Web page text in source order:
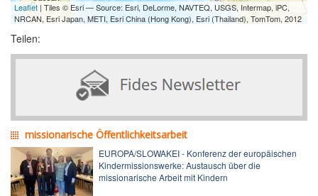
Leaflet | Tiles © Esri — Source: Esri, DeLorme, NAVTEQ, USGS, Intermap, iPC,
NRCAN, Esri Japan, METI, Esri China (Hong Kong), Esri (Thailand), TomTom, 2012
Teilen:
missionarische Öffentlichkeitsarbeit
EUROPA/SLOWAKEI - Konferenz der europäischen
Kindermissionswerke: Austausch über die
missionarische Arbeit mit Kindern